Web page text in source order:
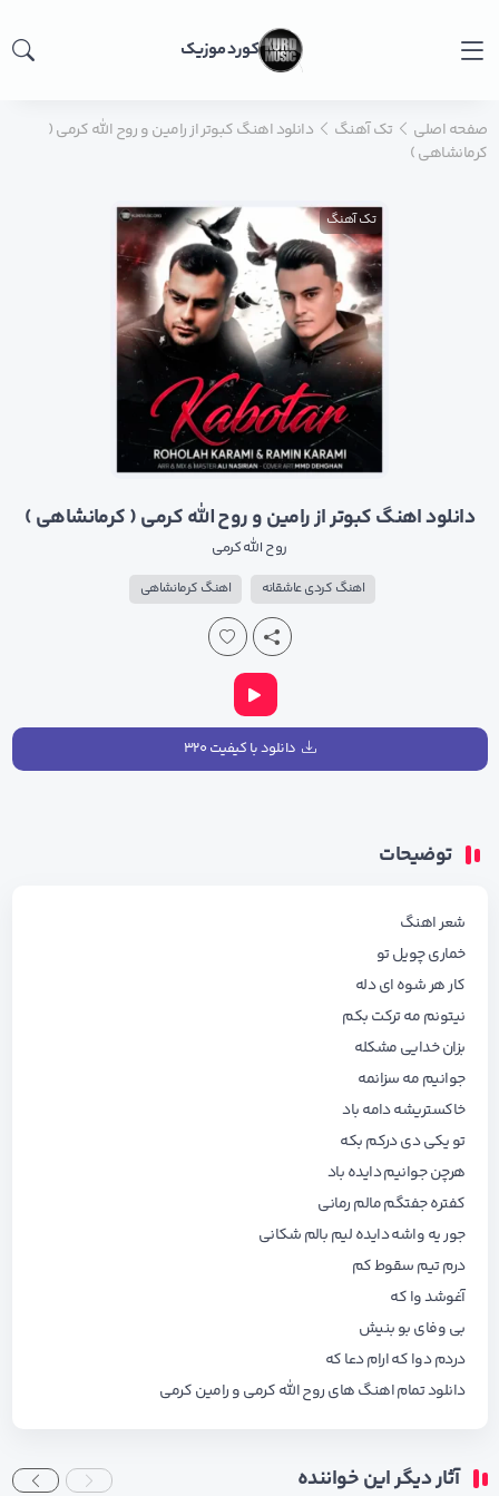
کورد موزیک
صفحه اصلی تک آهنگ
دانلود اهنگ کبوتر از رامین و روح الله کرمی (
کرمانشاهی )
تک آهنگ
دانلود اهنگ کبوتر از رامین و روح الله کرمی ( کرمانشاهی )
روح الله کرمی
اهنگ کردی عاشقانه اهنگ کرمانشاهی
دانلود با کیفیت ۳۲۰
توضیحات
شعر اهنگ
خماری چویل تو
کار هر شوه ای دله
نیتونم مه ترکت بکم
بزان خدایی مشکله
جوانیم مه سزانمه
خاکستریشه دامه باد
تو یکی دی درکم بکه
هرچن جوانیم دایده باد
کفتره جفتگم مالم رمانی
جور یه واشه دایده لیم بالم شکانی
درم تیم سقوط کم
آغوشد وا که
بی وفای بو بنیش
دردم دوا که ارام دعا که
دانلود تمام اهنگ هایروح الله کرمی و رامین کرمی
آثار دیگر این خواننده